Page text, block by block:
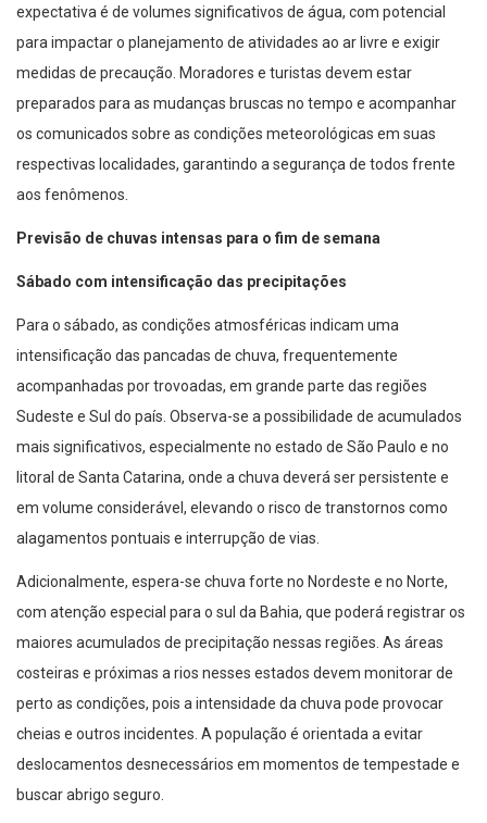
expectativa é de volumes significativos de água, com potencial
para impactar o planejamento de atividades ao ar livre e exigir
medidas de precaução. Moradores e turistas devem estar
preparados para as mudanças bruscas no tempo e acompanhar
os comunicados sobre as condições meteorológicas em suas
respectivas localidades, garantindo a segurança de todos frente
aos fenômenos.
Previsão de chuvas intensas para o fim de semana
Sábado com intensificação das precipitações
Para o sábado, as condições atmosféricas indicam uma
intensificação das pancadas de chuva, frequentemente
acompanhadas por trovoadas, em grande parte das regiões
Sudeste e Sul do país. Observa-se a possibilidade de acumulados
mais significativos, especialmente no estado de São Paulo e no
litoral de Santa Catarina, onde a chuva deverá ser persistente e
em volume considerável, elevando o risco de transtornos como
alagamentos pontuais e interrupção de vias.
Adicionalmente, espera-se chuva forte no Nordeste e no Norte,
com atenção especial para o sul da Bahia, que poderá registrar os
maiores acumulados de precipitação nessas regiões. As áreas
costeiras e próximas a rios nesses estados devem monitorar de
perto as condições, pois a intensidade da chuva pode provocar
cheias e outros incidentes. A população é orientada a evitar
deslocamentos desnecessários em momentos de tempestade e
buscar abrigo seguro.